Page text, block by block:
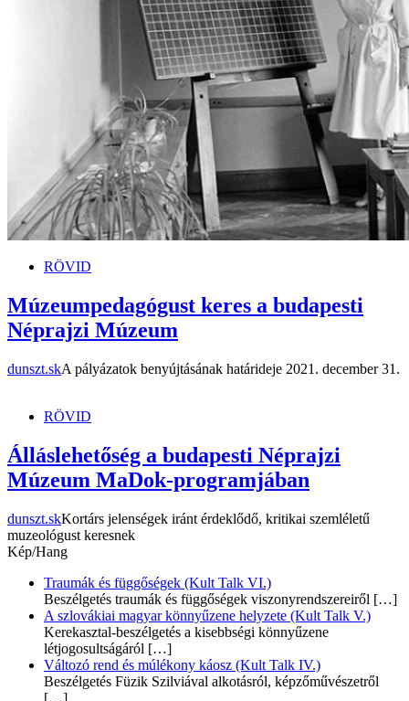
RÖVID
Múzeumpedagógust keres a budapesti
Néprajzi Múzeum
dunszt.skA pályázatok benyújtásának határideje 2021. december 31.
RÖVID
Álláslehetőség a budapesti Néprajzi
Múzeum MaDok-programjában
dunszt.skKortárs jelenségek iránt érdeklődő, kritikai szemléletű
muzeológust keresnek
Kép/Hang
Traumák és függőségek (Kult Talk VI.)
Beszélgetés traumák és függőségek viszonyrendszereiről […]
A szlovákiai magyar könnyűzene helyzete (Kult Talk V.)
Kerekasztal-beszélgetés a kisebbségi könnyűzene
létjogosultságáról […]
Változó rend és múlékony káosz (Kult Talk IV.)
Beszélgetés Füzik Szilviával alkotásról, képzőművészetről
[…]